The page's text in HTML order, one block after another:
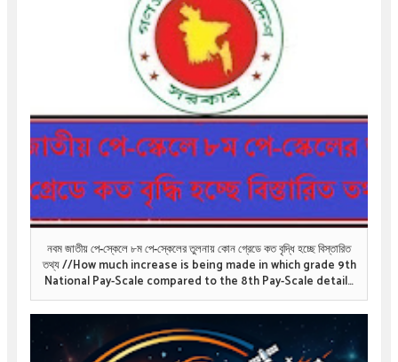
নবম জাতীয় পে-স্কেলে ৮ম পে-স্কেলের তুলনায় কোন গ্রেডে কত বৃদ্ধি হচ্ছে বিস্তারিত
তথ্য //How much increase is being made in which grade 9th
National Pay-Scale compared to the 8th Pay-Scale details
information .